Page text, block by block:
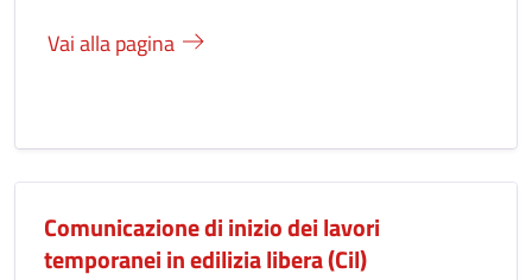
Vai alla pagina
Comunicazione di inizio dei lavori
temporanei in edilizia libera (Cil)